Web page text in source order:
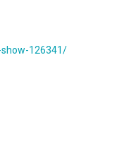
126341/